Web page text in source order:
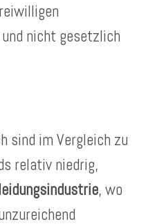
nicht gesetzlich
sind im Vergleich zu
relativ niedrig,
, wo